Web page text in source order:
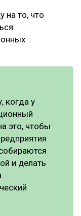
то, что
когда у
это, чтобы
и делать